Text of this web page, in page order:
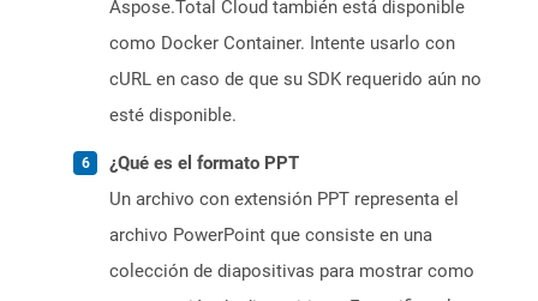
Aspose.Total Cloud también está disponible
como Docker Container. Intente usarlo con
cURL en caso de que su SDK requerido aún no
esté disponible.
¿Qué es el formato PPT
Un archivo con extensión PPT representa el
archivo PowerPoint que consiste en una
colección de diapositivas para mostrar como